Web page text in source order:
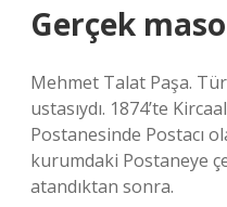
Gerçek
Mehmet Talat Paşa.
ustasıydı. 1874’te
Postanesinde Postacı
kurumdaki Postaneye
atandıktan sonra.